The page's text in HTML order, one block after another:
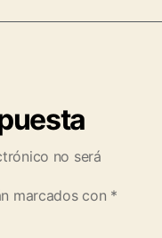
no será
marcados con *